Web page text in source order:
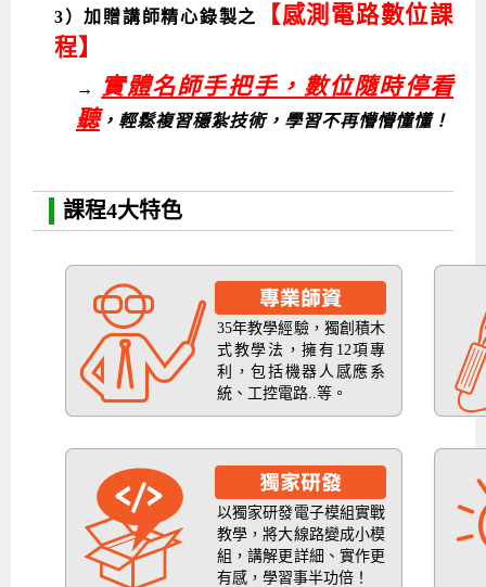
讓 AI 成為你的數位同事
智能機器人系統整合開發
C++程式設計
Python程式設計
APCS寒暑假程式檢定班
Android APP 實戰開發學程
Android ADK周邊裝置開發班
iPhone程式設計基礎班
TI MSP430微控制器開發
生醫感測器整合設計班
物聯網Web整合應用實作班
轉職就業班
AI智能醫療電子產品開發人才就業班
物聯網平台開發人才養成班(政府+企業雙重補助)
物聯網平台開發人才養成班
非監督式學習
電腦視覺演算法-人臉識別實戰
iPAS巨量資料分析師考照班
【遠距同步】APCS寒/暑假營隊
青少年AI人工智慧實作班
C++程式設計
Python程式實戰養成學程
Edge AI與Raspberry Pi Pico實作應用
用樹莓派實現物聯網
Scratch 創意程式設計
3）加贈講師精心錄製之
【感測電路數位課
程】
→
實體名師手把手，數位隨時停看
聽，輕鬆複習穩紮技術，學習不再懵懵懂懂！
課程4大特色
35年教學經驗，獨創積木
式教學法，擁有12項專
利，包括機器人感應系
統、工控電路..等。
以獨家研發電子模組實戰
教學，將大線路變成小模
組，講解更詳細、實作更
有感，學習事半功倍！